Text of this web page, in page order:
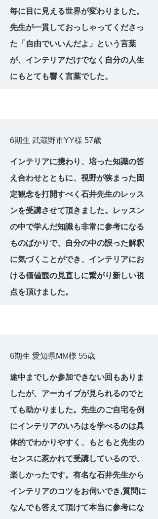
毎に目に見える世界が変わりました。
先生が一貫しておっしゃってくださっ
た「自由でいいんだよ」という言葉
が、インテリアだけでなく自分の人生
にもとても響く言葉でした。
6期生 武蔵野市YY様 57歳
インテリアに携わり、培った知識の答
え合わせとともに、視野が狭まった固
定観念を打開すべく石井先生のレッス
ンを受講させて頂きました。レッスン
の中で学んだ知識も非常に参考になる
ものばかりで、自分の中の誤った解釈
に気づくことができ、インテリアにお
ける価値観の見直しに繋がり新しい視
点を頂けました。
6期生 愛知県MM様 55歳
途中までしか参加できない回もありま
したが、アーカイブが見られるのでと
ても助かりました。先生のご自宅を例
にインテリアのいろはを学べるのは具
体的でわかりやすく、もともと先生の
センスに惹かれて受講しているので、
楽しかったです。有名な石井先生から
インテリアのコツをお伺いでき,質問に
なんでも答えて頂けて本当に参考にな